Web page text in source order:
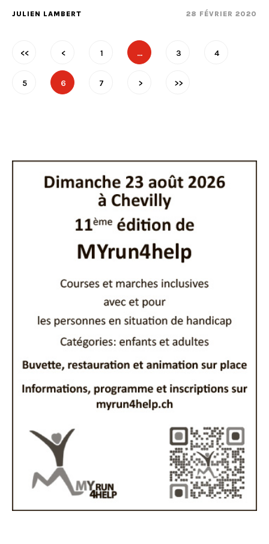
JULIEN LAMBERT 28 FÉVRIER 2020
<< < 1 … 3 4
5 6 7 > >>